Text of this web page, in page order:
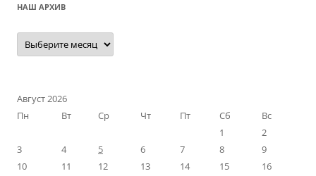
НАШ АРХИВ
Наш
архив
Август 2026
Пн
Вт Ср Чт Пт Сб
Вс
1
2
3
4 5 6 7 8
9
10
11 12 13 14 15
16